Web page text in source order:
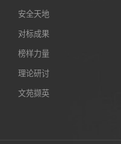
安全天地
对标成果
榜样力量
理论研讨
文苑撷英